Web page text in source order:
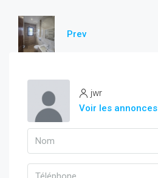
Prev
jwr
Voir les annonces